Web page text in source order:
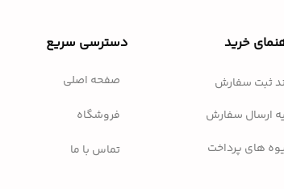
خرید
ثبت سفارش
ارسال سفارش
های پرداخت
دسترسی سریع
صفحه اصلی
فروشگاه
تماس با ما